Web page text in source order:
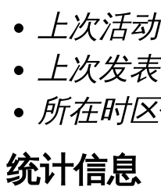
上次活
上次发
所在时区
统计信息